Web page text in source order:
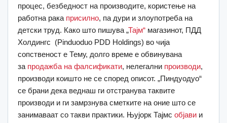
процес, безбедност на производите, користење на
работна рака присилно, па дури и злоупотреба на
детски труд. Како што пишува „Тајм“ магазинот, ПДД
Холдингс (Pinduoduo PDD Holdings) во чија
сопственост е Тему, долго време е обвинувана
за продажба на фалсификати, нелегални производи,
производи коишто не се според описот. „Пиндуодуо“
се брани дека веднаш ги отстранува таквите
производи и ги замрзнува сметките на оние што се
занимаваат со такви практики. Њујорк Тајмс објави и